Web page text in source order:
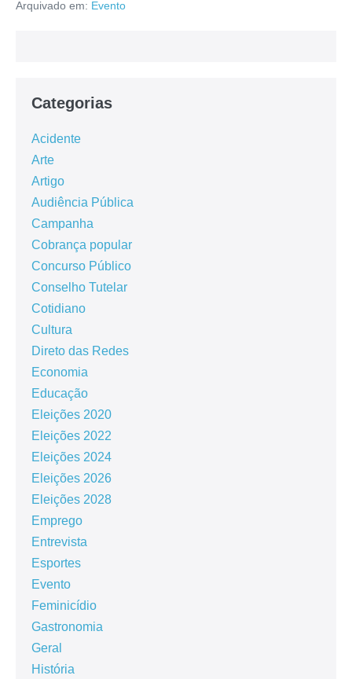
Arquivado em: Evento
Categorias
Acidente
Arte
Artigo
Audiência Pública
Campanha
Cobrança popular
Concurso Público
Conselho Tutelar
Cotidiano
Cultura
Direto das Redes
Economia
Educação
Eleições 2020
Eleições 2022
Eleições 2024
Eleições 2026
Eleições 2028
Emprego
Entrevista
Esportes
Evento
Feminicídio
Gastronomia
Geral
História